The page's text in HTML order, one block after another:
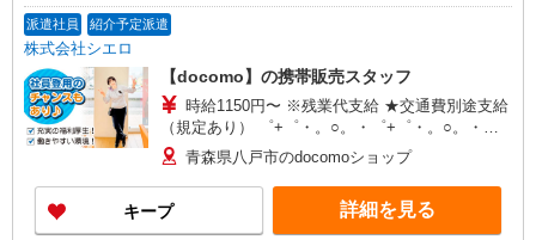
派遣社員 紹介予定派遣
株式会社シエロ
【docomo】の携帯販売スタッフ
時給1150円〜 ※残業代支給 ★交通費別途支給
（規定あり） ゜+゜・。○。・゜+゜・。○。・゜
+゜ 入社祝い金10万円支給(規定有) お友達を紹介
頂くと, インセンティブ支給(規定有) ★月2回払
い・週払い可能（規程有）★ ゜・。○。・゜
+゜・。○。・゜+゜
青森県八戸市のdocomoショップ
キープ 詳細を見る